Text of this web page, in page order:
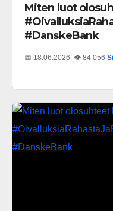
Miten luot
#DanskeBank
📅 18.06.2026 | 👁️ 84 056